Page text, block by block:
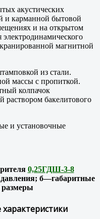
акустических
и карманной бытовой
и на открытом
электродинамического
магнитной
из стали.
массы с пропиткой.
колпачок
раствором бакелитового
и установочные
0,25ГДШ-3-8
б—габаритные
размеры